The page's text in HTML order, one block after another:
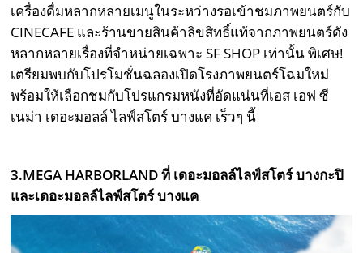
เครื่องดื่มหลากหลายเมนูในระหว่างรอเข้าชมภาพยนตร์กับ
CINECAFE และร้านขายสินค้าลิขสิทธิ์แท้จากภาพยนตร์ดัง
หลากหลายเรื่องที่จำหน่ายเฉพาะ SF SHOP เท่านั้น พิเศษ!
เตรียมพบกับโปรโมชั่นฉลองเปิดโรงภาพยนตร์โฉมใหม่
พร้อมให้เลือกชมกับโปรแกรมหนังที่อัดแน่นที่เอส เอฟ ซี
เนม่า เดอะมอลล์ ไลฟ์สโตร์ บางแค เร็วๆ นี้
3.MEGA HARBORLAND ที่ เดอะมอลล์ไลฟ์สโตร์ บางกะปิ
และเดอะมอลล์ไลฟ์สโตร์ บางแค